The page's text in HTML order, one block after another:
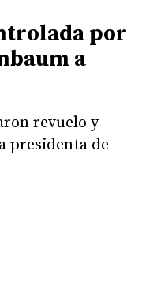
por
a
revuelo y
presidenta de